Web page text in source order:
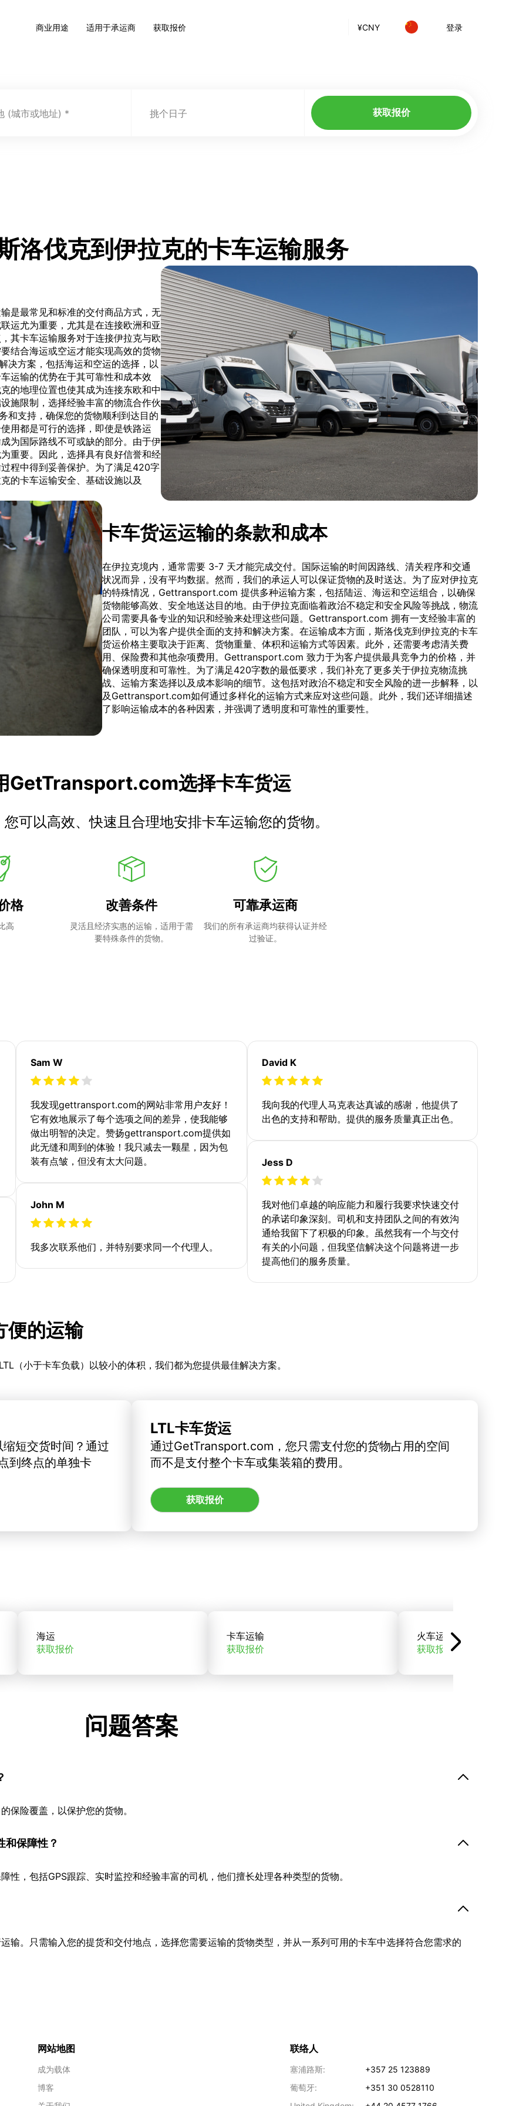
¥CNY 登录
商业用途 适用于承运商 获取报价
(城市或地址) 挑个日子 获取报价
伐克到伊拉克的卡车运输服务
是最常见和标准的交付商品方式，无
运尤为重要，尤其是在连接欧洲和亚
其卡车运输服务对于连接伊拉克与欧
结合海运或空运才能实现高效的货物
方案，包括海运和空运的选择，以
运输的优势在于其可靠性和成本效
的地理位置也使其成为连接东欧和中
施限制，选择经验丰富的物流合作伙
支持，确保您的货物顺利到达目的
用都是可行的选择，即使是铁路运
为国际路线不可或缺的部分。由于伊
重要。因此，选择具有良好信誉和经
程中得到妥善保护。为了满足420字
的卡车运输安全、基础设施以及
卡车货运运输的条款和成本
在伊拉克境内，通常需要 3-7 天才能完成交付。国际运输的时间因路线、清关程序和交通
状况而异，没有平均数据。然而，我们的承运人可以保证货物的及时送达。为了应对伊拉克
的特殊情况，Gettransport.com 提供多种运输方案，包括陆运、海运和空运组合，以确保
货物能够高效、安全地送达目的地。由于伊拉克面临着政治不稳定和安全风险等挑战，物流
公司需要具备专业的知识和经验来处理这些问题。Gettransport.com 拥有一支经验丰富的
团队，可以为客户提供全面的支持和解决方案。在运输成本方面，斯洛伐克到伊拉克的卡车
货运价格主要取决于距离、货物重量、体积和运输方式等因素。此外，还需要考虑清关费
用、保险费和其他杂项费用。Gettransport.com 致力于为客户提供最具竞争力的价格，并
确保透明度和可靠性。为了满足420字数的最低要求，我们补充了更多关于伊拉克物流挑
战、运输方案选择以及成本影响的细节。这包括对政治不稳定和安全风险的进一步解释，以
及Gettransport.com如何通过多样化的运输方式来应对这些问题。此外，我们还详细描述
了影响运输成本的各种因素，并强调了透明度和可靠性的重要性。
GetTransport.com选择卡车货运
可以高效、快速且合理地安排卡车运输您的货物。
格
高
改善条件
灵活且经济实惠的运输，适用于需
要特殊条件的货物。
可靠承运商
我们的所有承运商均获得认证并经
过验证。
Sam W
我发现gettransport.com的网站非常用户友好！
它有效地展示了每个选项之间的差异，使我能够
做出明智的决定。赞扬gettransport.com提供如
此无缝和周到的体验！我只减去一颗星，因为包
装有点皱，但没有太大问题。
John M
我多次联系他们，并特别要求同一个代理人。
David K
我向我的代理人马克表达真诚的感谢，他提供了
出色的支持和帮助。提供的服务质量真正出色。
Jess D
我对他们卓越的响应能力和履行我要求快速交付
的承诺印象深刻。司机和支持团队之间的有效沟
通给我留下了积极的印象。虽然我有一个与交付
有关的小问题，但我坚信解决这个问题将进一步
提高他们的服务质量。
便的运输
（小于卡车负载）以较小的体积，我们都为您提供最佳解决方案。
短交货时间？通过
到终点的单独卡
LTL卡车货运
通过GetTransport.com，您只需支付您的货物占用的空间
而不是支付整个卡车或集装箱的费用。
获取报价
海运
获取报价
卡车运输
获取报价
火车运输
获取报价
问题答案
保险覆盖，以保护您的货物。
和保障性？
性，包括GPS跟踪、实时监控和经验丰富的司机，他们擅长处理各种类型的货物。
输。只需输入您的提货和交付地点，选择您需要运输的货物类型，并从一系列可用的卡车中选择符合您需求的
网站地图
成为载体
博客
联络人
塞浦路斯:
+357 25 123889
葡萄牙:
+351 30 0528110